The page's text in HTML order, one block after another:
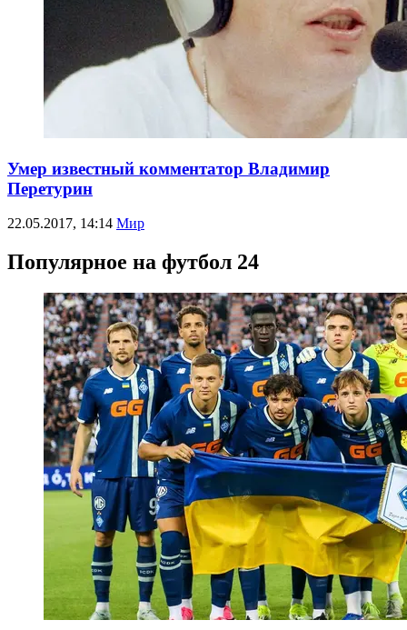
Умер известный комментатор Владимир
Перетурин
22.05.2017, 14:14 Мир
Популярное на футбол 24